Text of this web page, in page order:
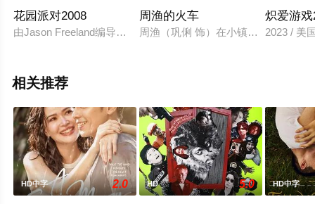
花园派对2008
由Jason Freeland编导的独立电影，在迷途的生命中，每个人
周渔的火车
周渔（巩俐 饰）在小镇上从事陶艺
炽爱游戏
2023 / 美
相关推荐
HD中字 2.0 HD 5.0 HD中字